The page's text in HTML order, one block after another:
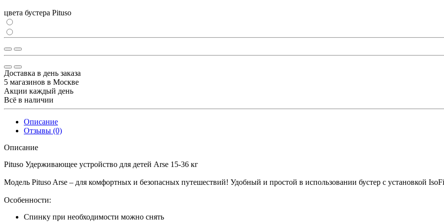
цвета бустера Pituso
Доставка в день заказа
5 магазинов в Москве
Акции каждый день
Всё в наличии
Описание
Отзывы (0)
Описание
Pituso Удерживающее устройство для детей Arse 15-36 кг
Модель Pituso Arse – для комфортных и безопасных путешествий! Удобный и простой в использовании бустер с установкой
Особенности:
Спинку при необходимости можно снять